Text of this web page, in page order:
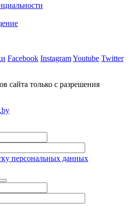
Facebook InstagramYoutube Twitter
сайта только с разрешения
персональных данных